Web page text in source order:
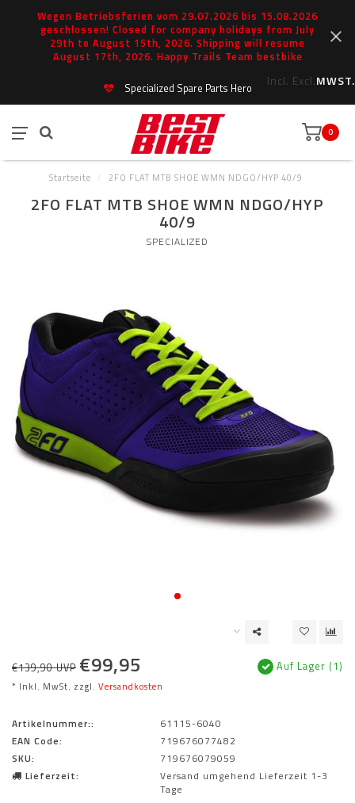
Wegen Betriebsferien vom 29.07.2026 bis 15.08.2026
geschlossen! Closed for company holidays from July
29th to August 15th, 2026. Shipping will resume
August 17th, 2026. Happy Trails Team bestbike
Incl. Excl.MWST.
Specialized Spare Parts Hero
0
Startseite / 2FO FLAT MTB SHOE WMN NDGO/HYP 40/9
2FO FLAT MTB SHOE WMN NDGO/HYP
40/9
SPECIALIZED
€139,90 UVP €99,95
* Inkl. MwSt. zzgl. Versandkosten
Auf Lager (1)
Artikelnummer::
61115-6040
EAN Code:
719676077482
SKU:
719676079059
Lieferzeit:
Versand umgehend Lieferzeit 1-3
Tage